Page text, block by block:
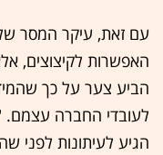
עם זאת, עיקר המסר
האפשרות לקיצוצים,
הביע צער על כך
לעובדי החברה
הגיע לעיתונות לפני